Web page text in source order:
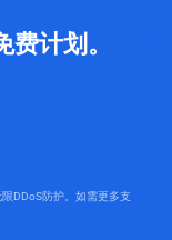
计划。
DDoS防护。如需更多支